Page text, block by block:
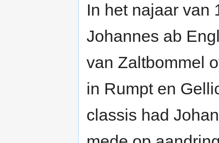
In het najaar van
Johannes ab
van Zaltbommel
in Rumpt en
classis had